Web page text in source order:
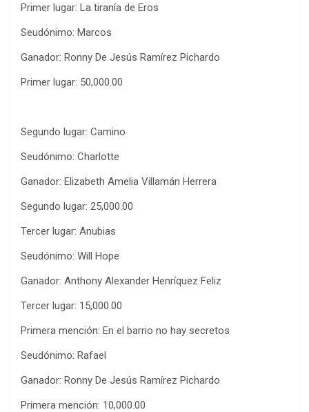
Primer lugar: La tiranía de Eros
Seudónimo: Marcos
Ganador: Ronny De Jesús Ramírez Pichardo
Primer lugar: 50,000.00
Segundo lugar: Camino
Seudónimo: Charlotte
Ganador: Elizabeth Amelia Villamán Herrera
Segundo lugar: 25,000.00
Tercer lugar: Anubias
Seudónimo: Will Hope
Ganador: Anthony Alexander Henríquez Feliz
Tercer lugar: 15,000.00
Primera mención: En el barrio no hay secretos
Seudónimo: Rafael
Ganador: Ronny De Jesús Ramírez Pichardo
Primera mención: 10,000.00